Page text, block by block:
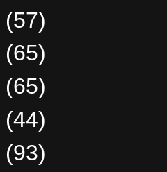
(57)
(65)
(65)
(44)
(93)